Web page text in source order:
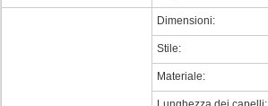
Dimensioni:
Stile:
Materiale: